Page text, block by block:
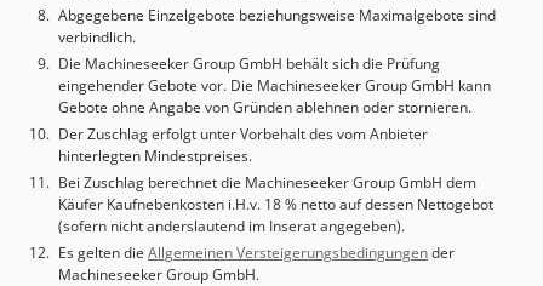
Abgegebene Einzelgebote beziehungsweise Maximalgebote sind
verbindlich.
Die Machineseeker Group GmbH behält sich die Prüfung
eingehender Gebote vor. Die Machineseeker Group GmbH kann
Gebote ohne Angabe von Gründen ablehnen oder stornieren.
Der Zuschlag erfolgt unter Vorbehalt des vom Anbieter
hinterlegten Mindestpreises.
Bei Zuschlag berechnet die Machineseeker Group GmbH dem
Käufer Kaufnebenkosten i.H.v. 18 % netto auf dessen Nettogebot
(sofern nicht anderslautend im Inserat angegeben).
Es gelten die Allgemeinen Versteigerungsbedingungender
Machineseeker Group GmbH.